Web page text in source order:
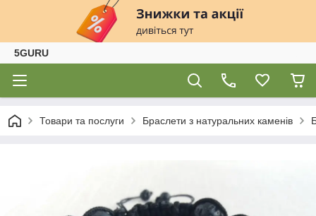
5GURU
Товари та послуги Браслети з натуральних каменів